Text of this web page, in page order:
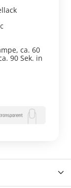
ca. 60
90 Sek. in